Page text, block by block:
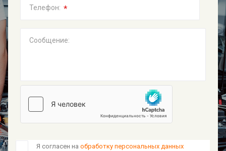
Телефон: *
Сообщение:
Я согласен на обработку персональных данных